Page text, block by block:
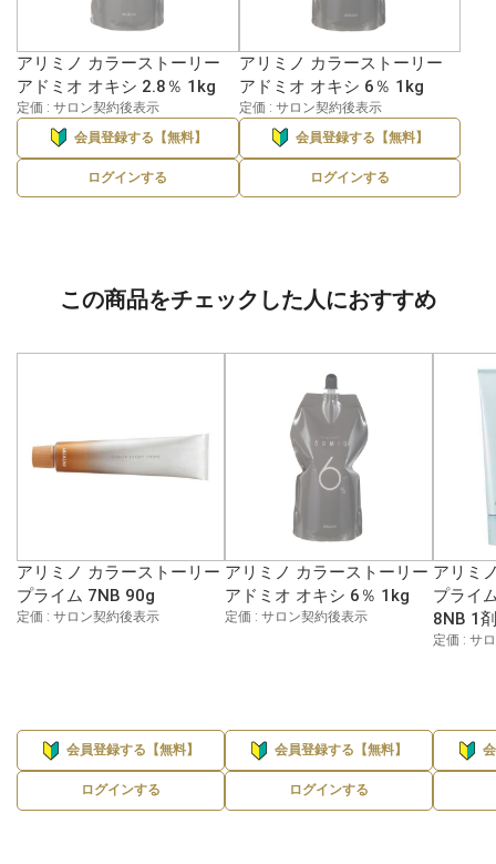
アリミノ カラーストーリー
アドミオ オキシ 2.8％ 1kg
定価 : サロン契約後表示
会員登録する【無料】
ログインする
アリミノ カラーストーリー
アドミオ オキシ 6％ 1kg
定価 : サロン契約後表示
会員登録する【無料】
ログインする
この商品をチェックした人におすすめ
アリミノ カラーストーリー
プライム 7NB 90g
定価 : サロン契約後表示
会員登録する【無料】
ログインする
アリミノ カラーストーリー
アドミオ オキシ 6％ 1kg
定価 : サロン契約後表示
会員登録する【無料】
ログインする
アリミ
プライ
8NB 1
定価 : サ